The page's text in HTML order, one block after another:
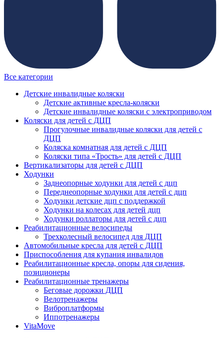
Все категории
Детские инвалидные коляски
Детские активные кресла-коляски
Детские инвалидные коляски с электроприводом
Коляски для детей с ДЦП
Прогулочные инвалидные коляски для детей с
ДЦП
Коляска комнатная для детей с ДЦП
Коляски типа «Трость» для детей с ДЦП
Вертикализаторы для детей с ДЦП
Ходунки
Заднеопорные ходунки для детей с дцп
Переднеопорные ходунки для детей с дцп
Ходунки детские дцп с поддержкой
Ходунки на колесах для детей дцп
Ходунки роллаторы для детей с дцп
Реабилитационные велосипеды
Трехколесный велосипед для ДЦП
Автомобильные кресла для детей с ДЦП
Приспособления для купания инвалидов
Реабилитационные кресла, опоры для сидения,
позиционеры
Реабилитационные тренажеры
Беговые дорожки ДЦП
Велотренажеры
Виброплатформы
Иппотренажеры
VitaMove